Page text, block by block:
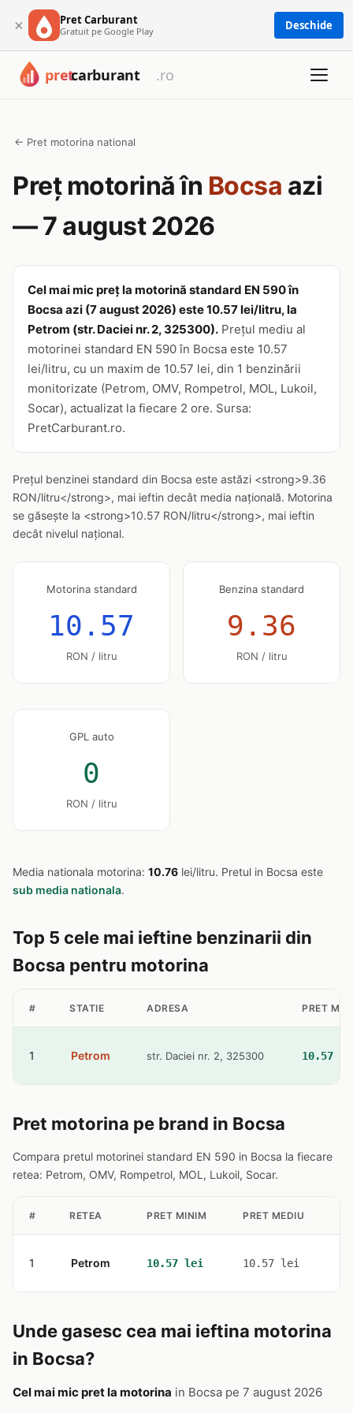
× Pret Carburant
Gratuit pe Google Play Deschide
← Pret motorina national
Preț motorină în Bocsa azi
— 7 august 2026
Cel mai mic preț la motorină standard EN 590 în
Bocsa azi (7 august 2026) este 10.57 lei/litru, la
Petrom (str. Daciei nr. 2, 325300). Prețul mediu al
motorinei standard EN 590 în Bocsa este 10.57
lei/litru, cu un maxim de 10.57 lei, din 1 benzinării
monitorizate (Petrom, OMV, Rompetrol, MOL, Lukoil,
Socar), actualizat la fiecare 2 ore. Sursa:
PretCarburant.ro.
Prețul benzinei standard din Bocsa este astăzi <strong>9.36
RON/litru</strong>, mai ieftin decât media națională. Motorina
se găsește la <strong>10.57 RON/litru</strong>, mai ieftin
decât nivelul național.
Motorina standard
10.57
RON / litru
Benzina standard
9.36
RON / litru
GPL auto
0
RON / litru
Media nationala motorina: 10.76 lei/litru. Pretul in Bocsa este
sub media nationala.
Top 5 cele mai ieftine benzinarii din
Bocsa pentru motorina
# STATIE ADRESA PRET
1 Petrom str. Daciei nr. 2, 325300 10.57
Pret motorina pe brand in Bocsa
Compara pretul motorinei standard EN 590 in Bocsa la fiecare
retea: Petrom, OMV, Rompetrol, MOL, Lukoil, Socar.
# RETEA PRET MINIM PRET MEDIU
1 Petrom 10.57 lei 10.57 lei
Unde gasesc cea mai ieftina motorina
in Bocsa?
Cel mai mic pret la motorina in Bocsa pe 7 august 2026